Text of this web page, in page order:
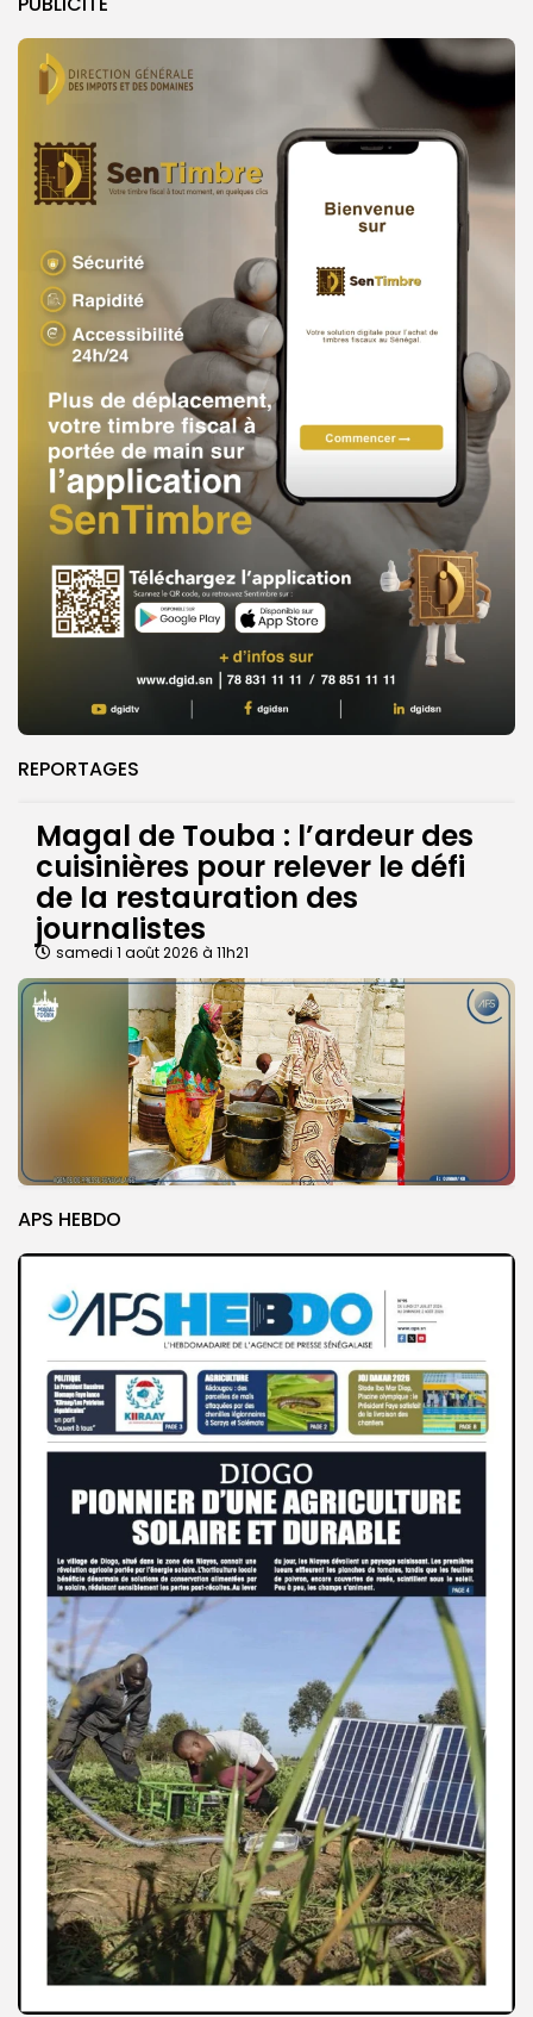
REPORTAGES
Magal de Touba : l’ardeur des
cuisinières pour relever le défi
de la restauration des
journalistes
samedi 1 août 2026 à 11h21
APS HEBDO